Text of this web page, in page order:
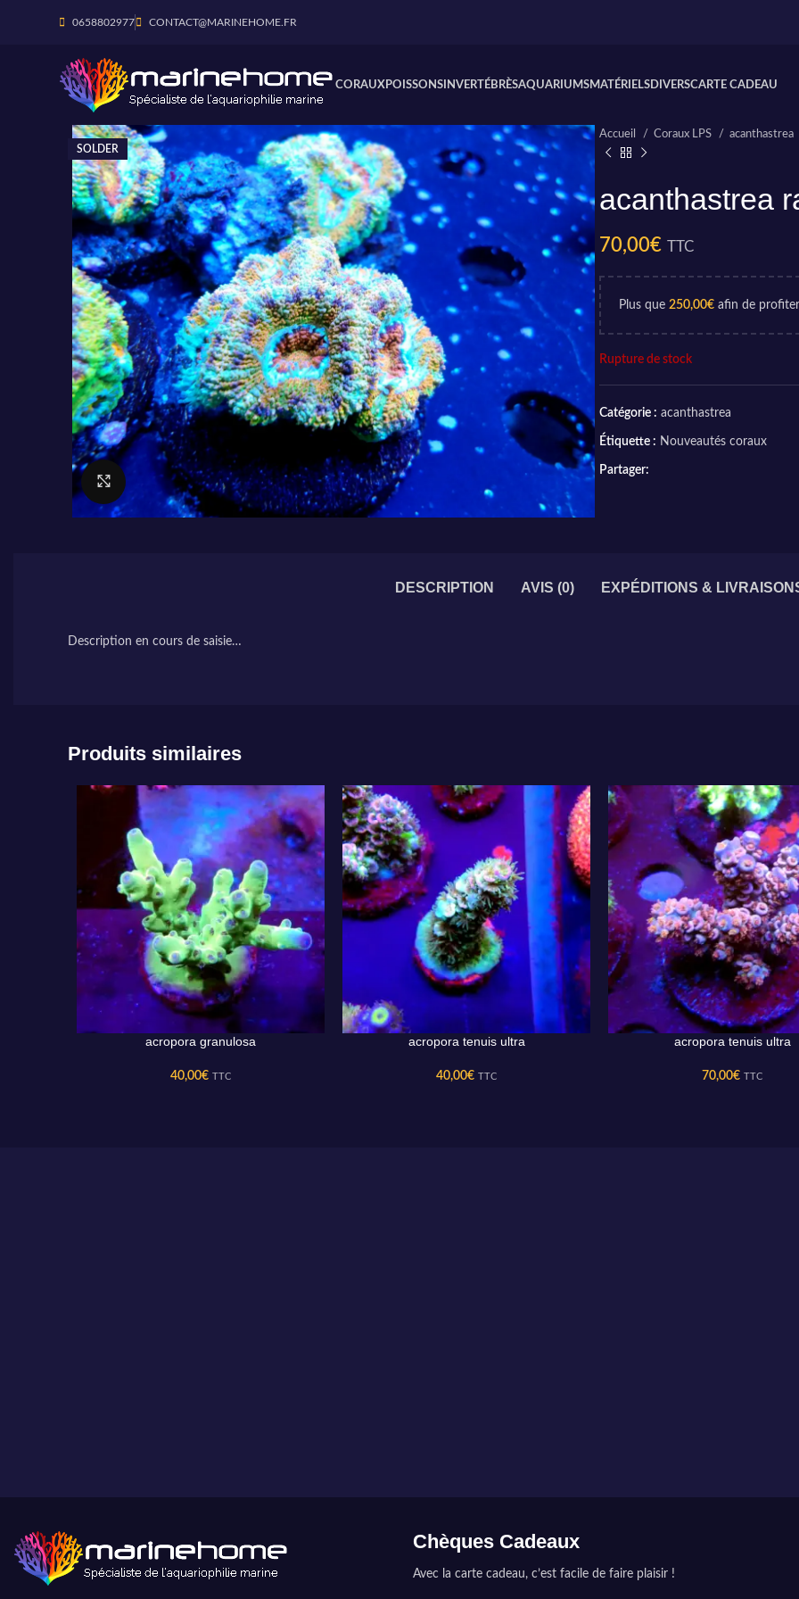
0658802977 CONTACT@MARINEHOME.FR
CORAUX POISSONS INVERTÉBRÈSAQUARIUMSMATÉRIELS DIVERSCARTE CADEAU
SOLDER
Cliquez pour agrandir
Accueil Coraux LPS acanthastrea
acanthastrea
70,00€ TTC
Plus que 250,00€ afin de
Rupture de stock
Catégorie : acanthastrea
Étiquette : Nouveautés coraux
Partager:
DESCRIPTION AVIS (0) EXPÉDITIONS &
Description en cours de saisie…
Produits similaires
AJOUTER AU PANIERacropora granulosa
40,00€ TTC
AJOUTER AU PANIERacropora tenuis ultra
40,00€ TTC
AJOUTER AU PANIERacropora tenuis ultra
70,00€ TTC
Chèques Cadeaux
Avec la carte cadeau, c’est facile de faire plaisir !